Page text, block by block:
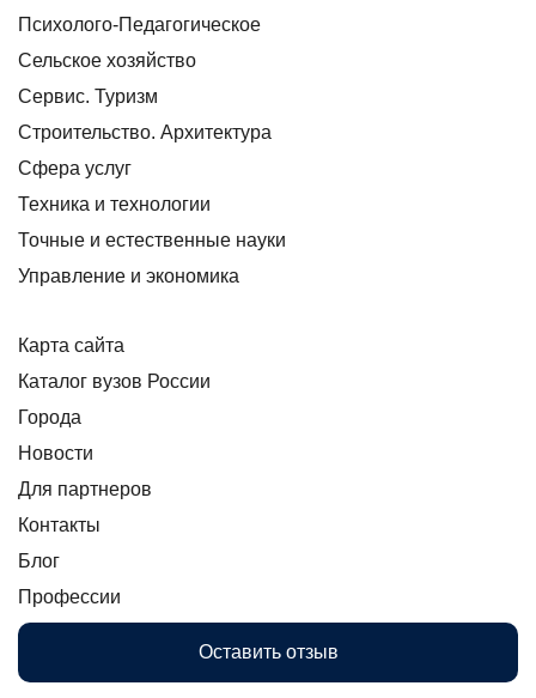
Психолого-Педагогическое
Сельское хозяйство
Сервис. Туризм
Строительство. Архитектура
Сфера услуг
Техника и технологии
Точные и естественные науки
Управление и экономика
Карта сайта
Каталог вузов России
Города
Новости
Для партнеров
Контакты
Блог
Профессии
Оставить отзыв